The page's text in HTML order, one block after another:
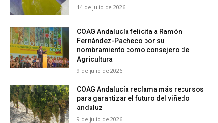
14 de julio de 2026
COAG Andalucía felicita a Ramón
Fernández-Pacheco por su
nombramiento como consejero de
Agricultura
9 de julio de 2026
COAG Andalucía reclama más recursos
para garantizar el futuro del viñedo
andaluz
9 de julio de 2026